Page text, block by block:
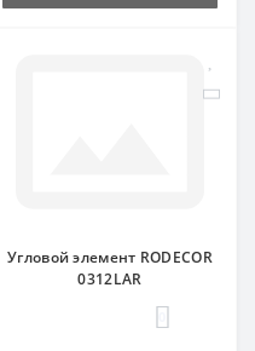
Угловой элемент RODECOR
0312LAR